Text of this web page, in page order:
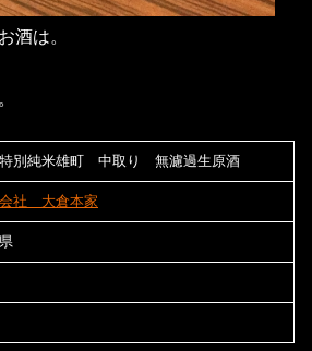
酒は。
別純米雄町 中取り 無濾過生原酒
社 大倉本家